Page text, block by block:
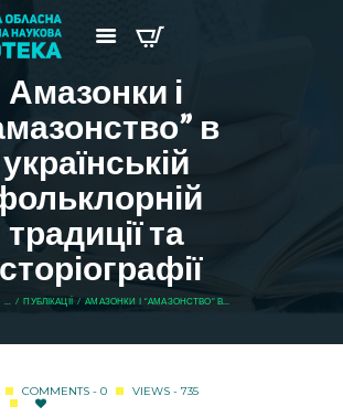
Амазонки і
в
українській
традиції та
... ПУБЛІКАЦІЇ АМАЗОНКИ І “АМАЗОНСТВО” В...
COMMENTS - 0 VIEWS - 735